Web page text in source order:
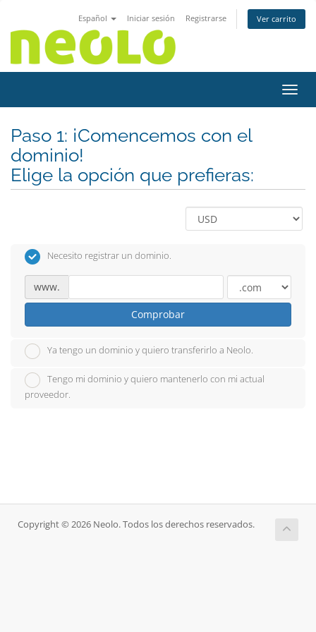
Español Iniciar sesión Registrarse Ver carrito
Paso 1: ¡Comencemos con el
dominio!
Elige la opción que prefieras:
Necesito registrar un dominio.
www.
Comprobar
Ya tengo un dominio y quiero transferirlo a Neolo.
Tengo mi dominio y quiero mantenerlo con mi actual
proveedor.
Copyright © 2026 Neolo. Todos los derechos reservados.